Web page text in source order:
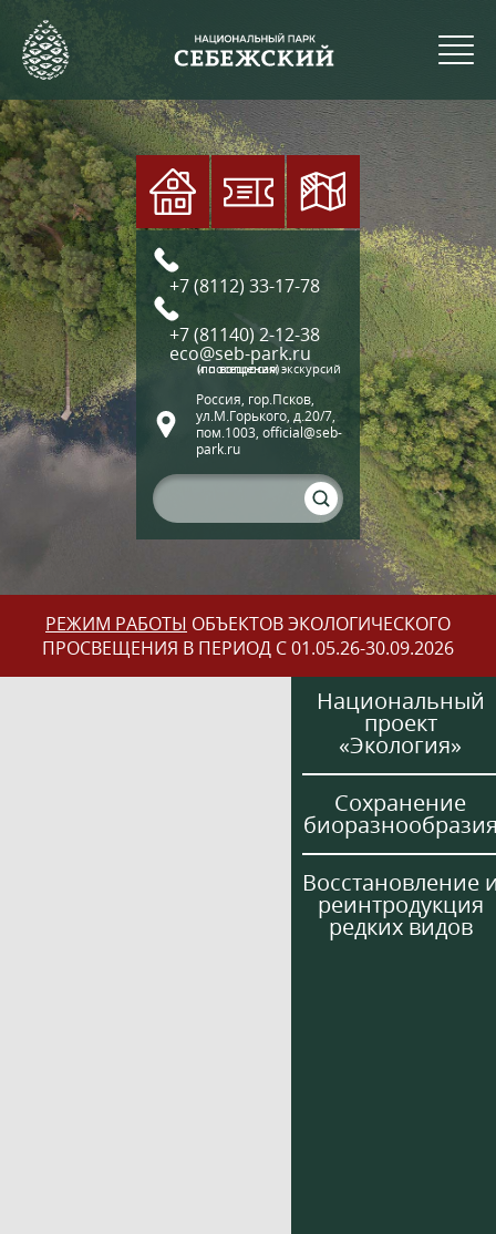
+7 (8112) 33-17-78
+7 (81140) 2-12-38
eco@seb-park.ru
(по вопросам экскурсий и посещения)
Россия, гор.Псков,
ул.М.Горького, д.20/7,
пом.1003, official@seb-
park.ru
РЕЖИМ РАБОТЫ ОБЪЕКТОВ ЭКОЛОГИЧЕСКОГО
ПРОСВЕЩЕНИЯ В ПЕРИОД С 01.05.26-30.09.2026
Национальный
проект
«Экология»
Сохранение
Восстановление
реинтродукция
редких видов